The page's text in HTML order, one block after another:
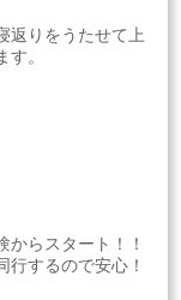
返りをうたせて上
。
らスタート！！
するので安心！